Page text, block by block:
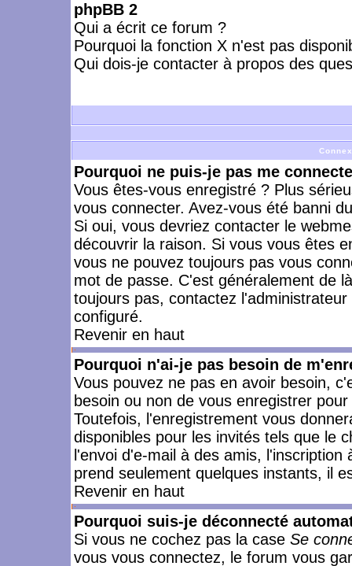
phpBB 2
Qui a écrit ce forum ?
Pourquoi la fonction X n'est pas
Qui dois-je contacter à propos des
Pourquoi ne puis-je pas me
Vous êtes-vous enregistré ? Plus
vous connecter. Avez-vous été banni
Si oui, vous devriez contacter le
découvrir la raison. Si vous vous êtes
vous ne pouvez toujours pas vous
mot de passe. C'est généralement de
toujours pas, contactez
configuré.
Revenir en haut
Pourquoi n'ai-je pas besoin de
Vous pouvez ne pas en avoir besoin,
besoin ou non de vous enregistrer
Toutefois, l'enregistrement vous
disponibles pour les invités tels que le
l'envoi d'e-mail à des amis,
prend seulement quelques instants, il
Revenir en haut
Pourquoi suis-je déconnecté
Si vous ne cochez pas la case Se
vous vous connectez, le forum vous